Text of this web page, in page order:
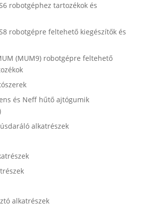
robotgéphez tartozékok és
robotgépre feltehető kiegészítők és
(MUM9) robotgépre feltehető
és Neff hűtő ajtógumik
alkatrészek
alkatrészek